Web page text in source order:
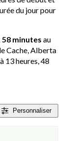
du jour pour
minutes au
Cache, Alberta
13 heures, 48
Personnaliser